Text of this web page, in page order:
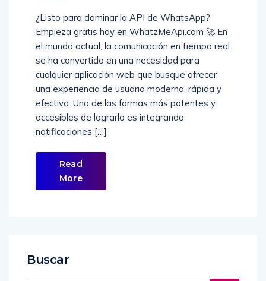
¿Listo para dominar la API de WhatsApp?
Empieza gratis hoy en WhatzMeApi.com 🚀 En
el mundo actual, la comunicación en tiempo real
se ha convertido en una necesidad para
cualquier aplicación web que busque ofrecer
una experiencia de usuario moderna, rápida y
efectiva. Una de las formas más potentes y
accesibles de lograrlo es integrando
Read
More